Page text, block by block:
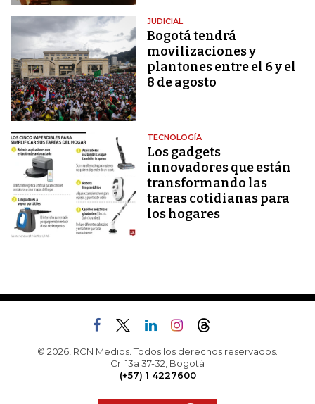
JUDICIAL
Bogotá tendrá
movilizaciones y
plantones entre el 6 y el
8 de agosto
TECNOLOGÍA
Los gadgets
innovadores que están
transformando las
tareas cotidianas para
los hogares
© 2026, RCN Medios. Todos los derechos reservados.
Cr. 13a 37-32, Bogotá
(+57) 1 4227600